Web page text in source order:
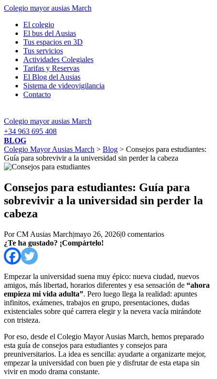
Colegio mayor ausias March
El colegio
El bus del Ausias
Tus espacios en 3D
Tus servicios
Actividades Colegiales
Tarifas y Reservas
El Blog del Ausias
Sistema de videovigilancia
Contacto
Colegio mayor ausias March
+34 963 695 408
BLOG
Colegio Mayor Ausias March > Blog > Consejos para estudiantes:
Guía para sobrevivir a la universidad sin perder la cabeza
Consejos para estudiantes: Guía para
sobrevivir a la universidad sin perder la
cabeza
Por CM Ausias March|mayo 26, 2026|0 comentarios
¿Te ha gustado? ¡Compártelo!
Empezar la universidad suena muy épico: nueva ciudad, nuevos
amigos, más libertad, horarios diferentes y esa sensación de “ahora
empieza mi vida adulta”. Pero luego llega la realidad: apuntes
infinitos, exámenes, trabajos en grupo, presentaciones, dudas
existenciales sobre qué carrera elegir y la nevera vacía mirándote
con tristeza.
Por eso, desde el Colegio Mayor Ausias March, hemos preparado
esta guía de consejos para estudiantes y consejos para
preuniversitarios. La idea es sencilla: ayudarte a organizarte mejor,
empezar la universidad con buen pie y disfrutar de esta etapa sin
vivir en modo drama constante.